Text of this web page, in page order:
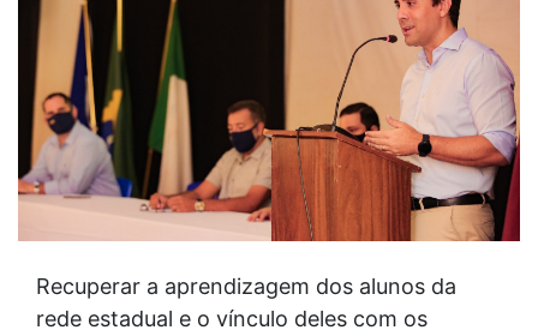
Recuperar a aprendizagem dos alunos da
rede estadual e o vínculo deles com os